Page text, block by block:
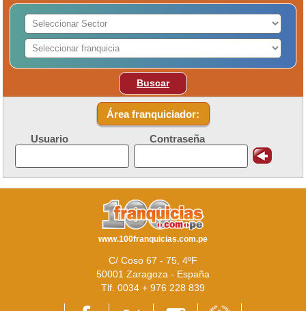
Buscar
Área franquiciador:
Usuario Contraseña
www.100franquicias.com.pe
C/ Coso 67 - 75, 4ºF
50001 Zaragoza - España
Tlf. 0034 + 976 228 839